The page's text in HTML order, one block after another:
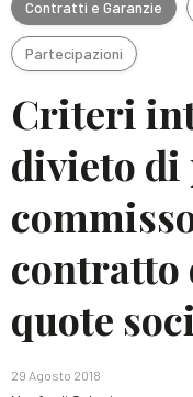
Contratti e Garanzie
Partecipazioni
Criteri
divieto di
contratto
quote
29 Agosto 2018